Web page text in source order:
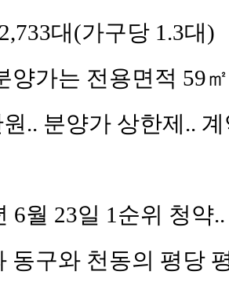
대(가구당 1.3대)
양가는 전용면적 59
.. 분양가 상한제..
6월 23일 1순위 청
동구와 천동의 평당